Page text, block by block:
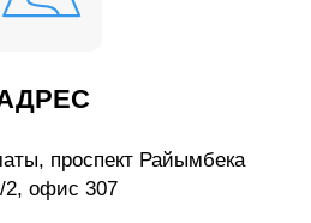
проспект Райымбека
2, офис 307